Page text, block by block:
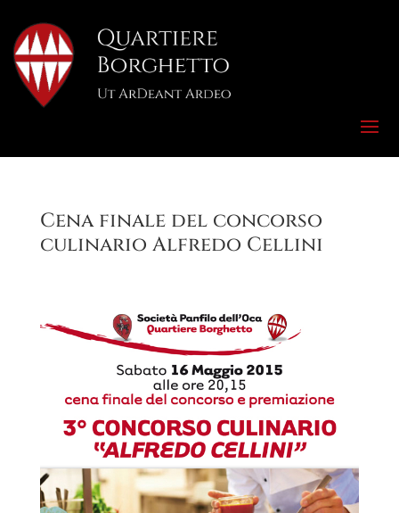
Cena finale del concorso
culinario Alfredo Cellini